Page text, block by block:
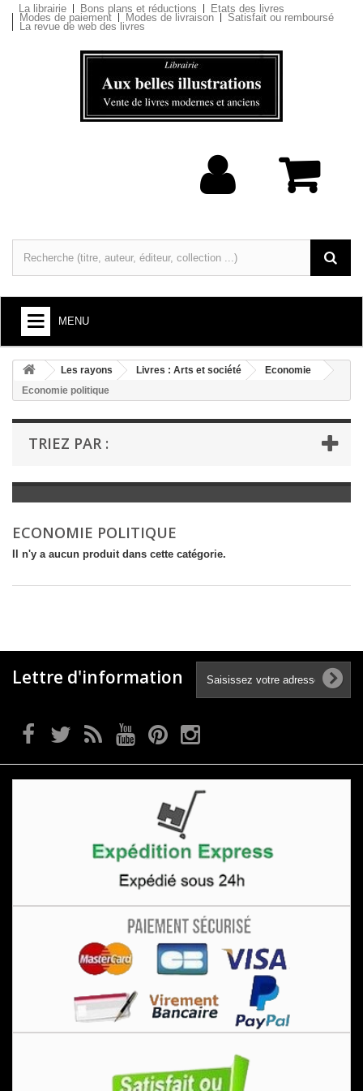
La librairie Bons plans et réductions Etats des livres
Modes de paiement Modes de livraison Satisfait ou remboursé
La revue de web des livres
MENU
+
LIVRES : ARTS ET SOCIÉTÉ
+
LIVRES : LITTÉRATURE
+
LIVRES : JEUNESSE
LIVRES ANCIENS AVANT 1900
Les rayons Livres : Arts et société
Economie
Economie politique
TRIEZ PAR :
ECONOMIE POLITIQUE
Il n'y a aucun produit dans cette catégorie.
Lettre d'information